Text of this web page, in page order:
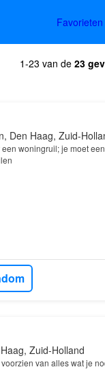
Favorieten
1-23 van de 23
Den Haag, Zuid-
woningruil; je moet
Zuid-Holland
van alles wat je